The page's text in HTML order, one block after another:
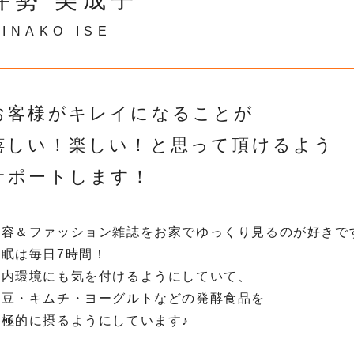
ISE
客様がキレイになることが
しい！楽しい！と思って頂けるよう
ポートします！
＆ファッション雑誌をお家でゆっくり見るのが好きで
は毎日7時間！
環境にも気を付けるようにしていて、
・キムチ・ヨーグルトなどの発酵食品を
的に摂るようにしています♪